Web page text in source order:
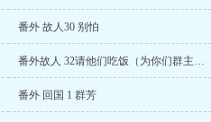
番外 故人30 别怕
番外故人 32请他们吃饭（为你们群主加更）
番外 回国 1 群芳